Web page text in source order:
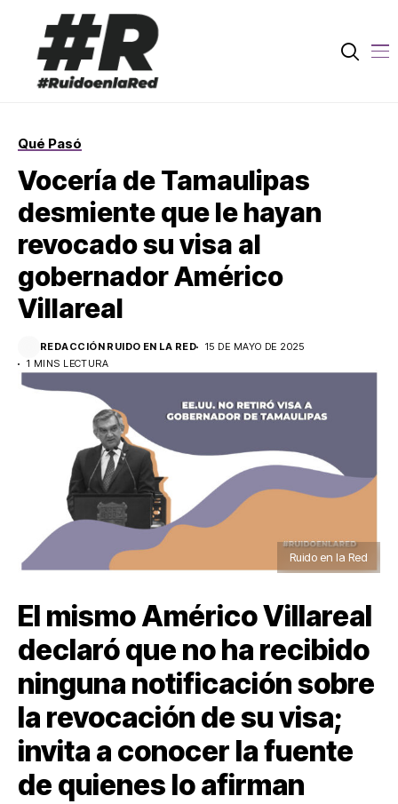
Qué Pasó
Vocería de Tamaulipas
desmiente que le hayan
revocado su visa al
gobernador Américo
Villareal
REDACCIÓN RUIDO EN LA RED
15 DE MAYO DE 2025
1 MINS LECTURA
Ruido en la Red
El mismo Américo Villareal
declaró que no ha recibido
ninguna notificación sobre
la revocación de su visa;
invita a conocer la fuente
de quienes lo afirman